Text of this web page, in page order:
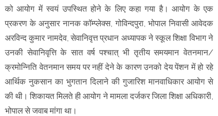
को आयोग में स्वयं उपस्थित होने के लिए कहा गया है। आयोग के एक
प्रकरण के अनुसार नानक कॉम्प्लेक्स, गोविन्दपुरा, भोपाल निवासी आवेदक
अरविन्द कुमार नामदेव, सेवानिवृत्त प्रधान अध्यापक ने स्कूल शिक्षा विभाग ने
उनकी सेवानिवृत्ति के सात वर्ष पश्चात् भी तृतीय समयमान वेतनमान/
क्रमोन्निति वेतनमान समय पर नहीं देने के कारण उनको देय पेंशन में हो रहे
आर्थिक नुकसान का भुगतान दिलाने की गुजारिश मानवाधिकार आयोग से
की थी। शिकायत मिलते ही आयोग ने मामला दर्जकर जिला शिक्षा अधिकारी,
भोपाल से जवाब मांगा था।